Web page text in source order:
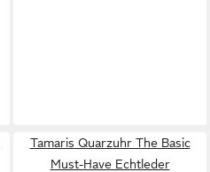
Tamaris Quarzuhr The Basic
Must-Have Echtleder